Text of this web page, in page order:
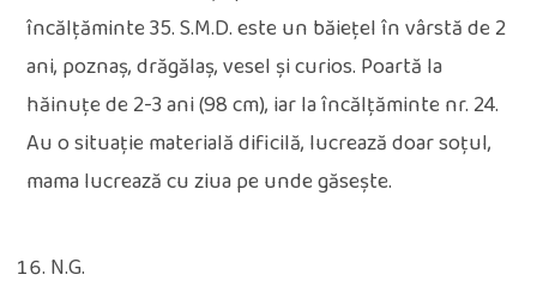
încălțăminte 35. S.M.D. este un băiețel în vârstă de 2
ani, poznaș, drăgălaș, vesel și curios. Poartă la
hăinuțe de 2-3 ani (98 cm), iar la încălțăminte nr. 24.
Au o situație materială dificilă, lucrează doar soțul,
mama lucrează cu ziua pe unde găsește.
N.G.